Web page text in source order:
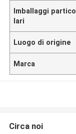
Imballaggi partico
lari
Luogo di origine
Marca
Circa noi